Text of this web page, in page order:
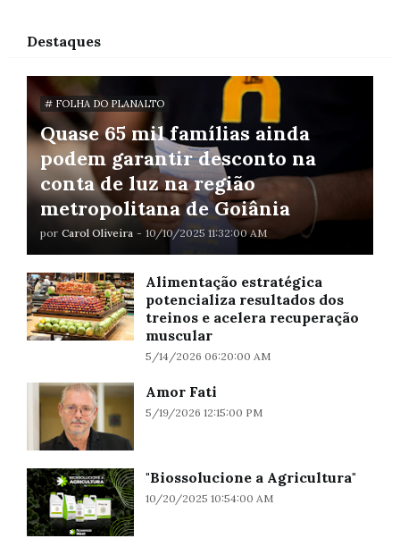
Destaques
# FOLHA DO PLANALTO
Quase 65 mil famílias ainda
podem garantir desconto na
conta de luz na região
metropolitana de Goiânia
por Carol Oliveira - 10/10/2025 11:32:00 AM
Alimentação estratégica
potencializa resultados dos
treinos e acelera recuperação
muscular
5/14/2026 06:20:00 AM
Amor Fati
5/19/2026 12:15:00 PM
"Biossolucione a Agricultura"
10/20/2025 10:54:00 AM